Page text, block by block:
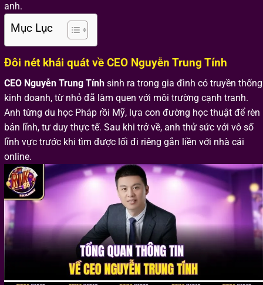
anh.
Mục Lục
Đôi nét khái quát về CEO Nguyễn Trung Tính
CEO Nguyễn Trung Tính sinh ra trong gia đình có truyền thống
kinh doanh, từ nhỏ đã làm quen với môi trường cạnh tranh.
Anh từng du học Pháp rồi Mỹ, lựa con đường học thuật để rèn
bản lĩnh, tư duy thực tế. Sau khi trở về, anh thử sức với vô số
lĩnh vực trước khi tìm được lối đi riêng gắn liền với nhà cái
online.